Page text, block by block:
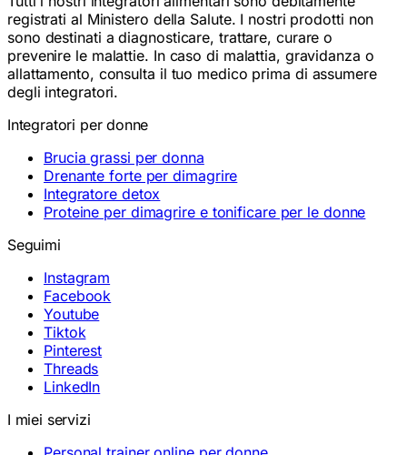
registrati al Ministero della Salute. I nostri prodotti non
sono destinati a diagnosticare, trattare, curare o
prevenire le malattie. In caso di malattia, gravidanza o
allattamento, consulta il tuo medico prima di assumere
degli integratori.
Integratori per donne
Brucia grassi per donna
Drenante forte per dimagrire
Integratore detox
Proteine per dimagrire e tonificare per le donne
Seguimi
Instagram
Facebook
Youtube
Tiktok
Pinterest
Threads
LinkedIn
I miei servizi